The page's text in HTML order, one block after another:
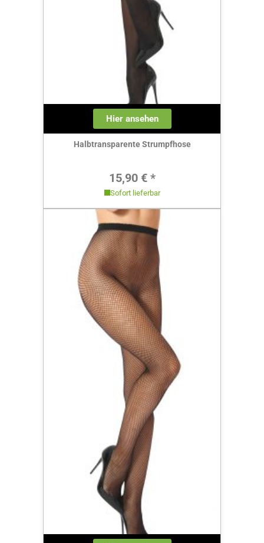
Hier ansehen
Halbtransparente Strumpfhose
Regulärer Preis:
15,90 € *
Sofort lieferbar